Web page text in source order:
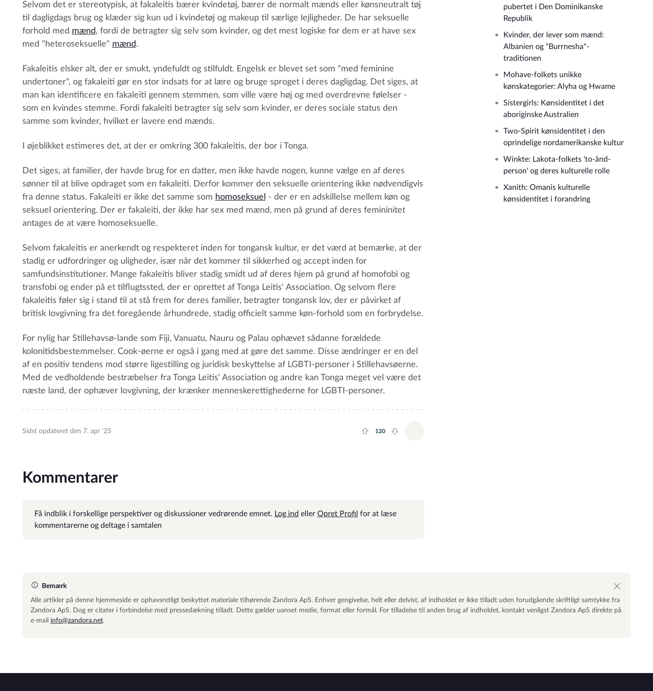
Selvom det er stereotypisk, at fakaleitis bærer kvindetøj, bærer de normalt mænds eller kønsneutralt tøj
til dagligdags brug og klæder sig kun ud i kvindetøj og makeup til særlige lejligheder. De har seksuelle
forhold med mænd, fordi de betragter sig selv som kvinder, og det mest logiske for dem er at have sex
med "heteroseksuelle" mænd.
Fakaleitis elsker alt, der er smukt, yndefuldt og stilfuldt. Engelsk er blevet set som "med feminine
undertoner", og fakaleiti gør en stor indsats for at lære og bruge sproget i deres dagligdag. Det siges, at
man kan identificere en fakaleiti gennem stemmen, som ville være høj og med overdrevne følelser -
som en kvindes stemme. Fordi fakaleiti betragter sig selv som kvinder, er deres sociale status den
samme som kvinder, hvilket er lavere end mænds.
I øjeblikket estimeres det, at der er omkring 300 fakaleitis, der bor i Tonga.
Det siges, at familier, der havde brug for en datter, men ikke havde nogen, kunne vælge en af deres
sønner til at blive opdraget som en fakaleiti. Derfor kommer den seksuelle orientering ikke nødvendigvis
fra denne status. Fakaleiti er ikke det samme som homoseksuel
- der er en adskillelse mellem køn og
seksuel orientering. Der er fakaleiti, der ikke har sex med mænd, men på grund af deres femininitet
antages de at være homoseksuelle.
Selvom fakaleitis er anerkendt og respekteret inden for tongansk kultur, er det værd at bemærke, at der
stadig er udfordringer og uligheder, især når det kommer til sikkerhed og accept inden for
samfundsinstitutioner. Mange fakaleitis bliver stadig smidt ud af deres hjem på grund af homofobi og
transfobi og ender på et tilflugtssted, der er oprettet af Tonga Leitis' Association. Og selvom flere
fakaleitis føler sig i stand til at stå frem for deres familier, betragter tongansk lov, der er påvirket af
britisk lovgivning fra det foregående århundrede, stadig officielt samme køn-forhold som en forbrydelse.
For nylig har Stillehavsø-lande som Fiji, Vanuatu, Nauru og Palau ophævet sådanne forældede
kolonitidsbestemmelser. Cook-øerne er også i gang med at gøre det samme. Disse ændringer er en del
af en positiv tendens mod større ligestilling og juridisk beskyttelse af LGBTI-personer i Stillehavsøerne.
Med de vedholdende bestræbelser fra Tonga Leitis' Association og andre kan Tonga meget vel være det
næste land, der ophæver lovgivning, der krænker menneskerettighederne for LGBTI-personer.
Sidst opdateret den 7. apr '25
Plus rate
120
Minus rate
pubertet i Den Dominikanske
Republik
Kvinder, der lever som mænd:
Albanien og "Burrnesha"-
traditionen
Mohave-folkets unikke
kønskategorier: Alyha og Hwame
Sistergirls: Kønsidentitet i det
aboriginske Australien
Two-Spirit kønsidentitet i den
oprindelige nordamerikanske kultur
Winkte: Lakota-folkets 'to-ånd-
person' og deres kulturelle rolle
Xanith: Omanis kulturelle
kønsidentitet i forandring
Kommentarer
Få indblik i forskellige perspektiver og diskussioner vedrørende emnet. Log ind eller Opret Profil for at læse
kommentarerne og deltage i samtalen
Bemærk
Alle artikler på denne hjemmeside er ophavsretligt beskyttet materiale tilhørende Zandora ApS. Enhver gengivelse, helt eller delvist, af indholdet er ikke tilladt uden forudgående skriftligt samtykke fra
Zandora ApS. Dog er citater i forbindelse med pressedækning tilladt. Dette gælder uanset medie, format eller formål. For tilladelse til anden brug af indholdet, kontakt venligst Zandora ApS direkte på
e-mail info@zandora.net.